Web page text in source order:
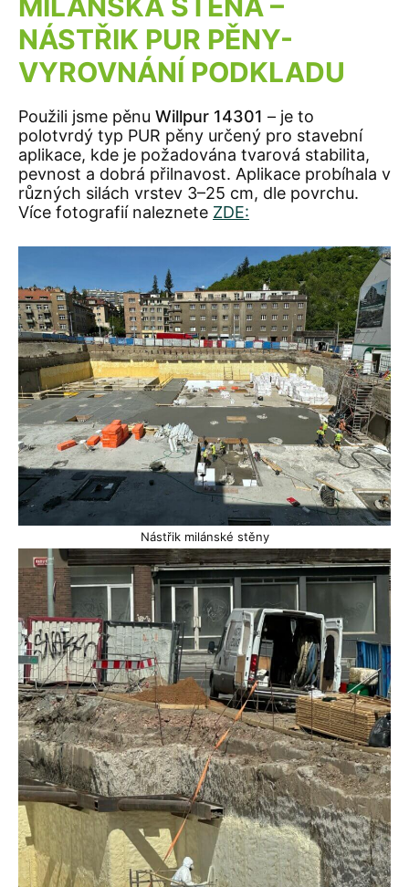
NÁSTŘIK PUR PĚNY-
VYROVNÁNÍ PODKLADU
Použili jsme pěnu Willpur 14301 – je to
polotvrdý typ PUR pěny určený pro stavební
aplikace, kde je požadována tvarová stabilita,
pevnost a dobrá přilnavost. Aplikace probíhala v
různých silách vrstev 3–25 cm, dle povrchu.
Více fotografií naleznete ZDE:
Nástřik milánské stěny